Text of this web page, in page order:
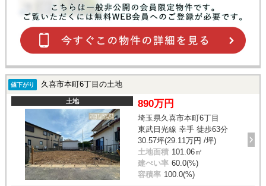
値下がり 久喜市本町6丁目の土地
土地 890万円
埼玉県久喜市本町6丁目
東武日光線 幸手 徒歩63分
30.57坪(29.11万円 /坪)
土地面積 101.06㎡
建ぺい率 60.0(%)
容積率 100.0(%)